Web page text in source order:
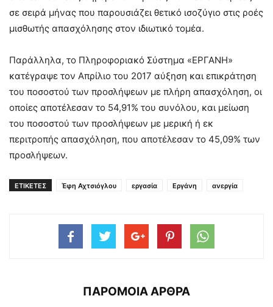
σε σειρά μήνας που παρουσιάζει θετικό ισοζύγιο στις ροές
μισθωτής απασχόλησης στον ιδιωτικό τομέα.
Παράλληλα, το Πληροφοριακό Σύστημα «ΕΡΓΑΝΗ»
κατέγραψε τον Απρίλιο του 2017 αύξηση και επικράτηση
του ποσοστού των προσλήψεων με πλήρη απασχόληση, οι
οποίες αποτέλεσαν το 54,91% του συνόλου, και μείωση
του ποσοστού των προσλήψεων με μερική ή εκ
περιτροπής απασχόληση, που αποτέλεσαν το 45,09% των
προσλήψεων.
ΕΤΙΚΕΤΕΣ Έφη Αχτσιόγλου εργασία Εργάνη ανεργία
ΠΑΡΟΜΟΙΑ ΑΡΘΡΑ